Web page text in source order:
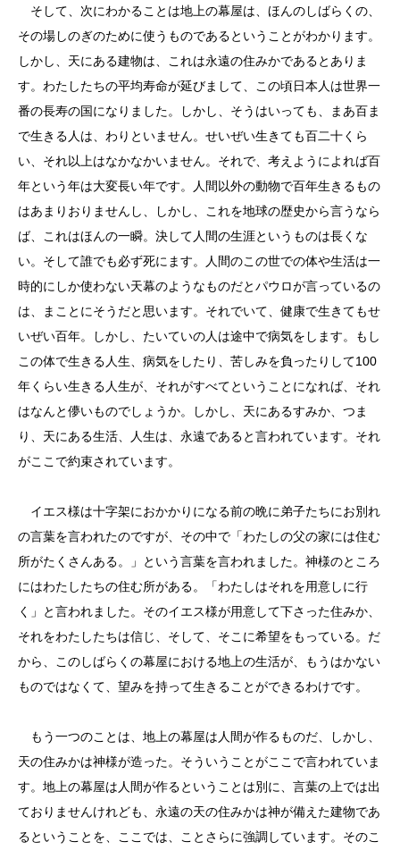
そして、次にわかることは地上の幕屋は、ほんのしばらくの、
その場しのぎのために使うものであるということがわかります。
しかし、天にある建物は、これは永遠の住みかであるとありま
す。わたしたちの平均寿命が延びまして、この頃日本人は世界一
番の長寿の国になりました。しかし、そうはいっても、まあ百ま
で生きる人は、わりといません。せいぜい生きても百二十くら
い、それ以上はなかなかいません。それで、考えようによれば百
年という年は大変長い年です。人間以外の動物で百年生きるもの
はあまりおりませんし、しかし、これを地球の歴史から言うなら
ば、これはほんの一瞬。決して人間の生涯というものは長くな
い。そして誰でも必ず死にます。人間のこの世での体や生活は一
時的にしか使わない天幕のようなものだとパウロが言っているの
は、まことにそうだと思います。それでいて、健康で生きてもせ
いぜい百年。しかし、たいていの人は途中で病気をします。もし
この体で生きる人生、病気をしたり、苦しみを負ったりして100
年くらい生きる人生が、それがすべてということになれば、それ
はなんと儚いものでしょうか。しかし、天にあるすみか、つま
り、天にある生活、人生は、永遠であると言われています。それ
がここで約束されています。
イエス様は十字架におかかりになる前の晩に弟子たちにお別れ
の言葉を言われたのですが、その中で「わたしの父の家には住む
所がたくさんある。」という言葉を言われました。神様のところ
にはわたしたちの住む所がある。「わたしはそれを用意しに行
く」と言われました。そのイエス様が用意して下さった住みか、
それをわたしたちは信じ、そして、そこに希望をもっている。だ
から、このしばらくの幕屋における地上の生活が、もうはかない
ものではなくて、望みを持って生きることができるわけです。
もう一つのことは、地上の幕屋は人間が作るものだ、しかし、
天の住みかは神様が造った。そういうことがここで言われていま
す。地上の幕屋は人間が作るということは別に、言葉の上では出
ておりませんけれども、永遠の天の住みかは神が備えた建物であ
るということを、ここでは、ことさらに強調しています。そのこ